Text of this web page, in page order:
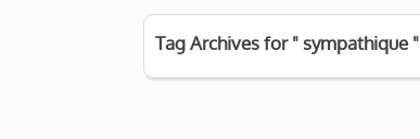
Tag Archives for " sympathique "